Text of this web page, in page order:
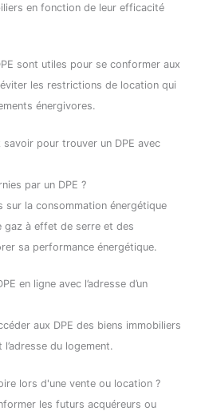
en fonction de leur efficacité
sont utiles pour se conformer aux
les restrictions de location qui
énergivores.
pour trouver un DPE avec
par un DPE ?
sur la consommation énergétique
gaz à effet de serre et des
sa performance énergétique.
en ligne avec l’adresse d’un
aux DPE des biens immobiliers
du logement.
lors d'une vente ou location ?
les futurs acquéreurs ou